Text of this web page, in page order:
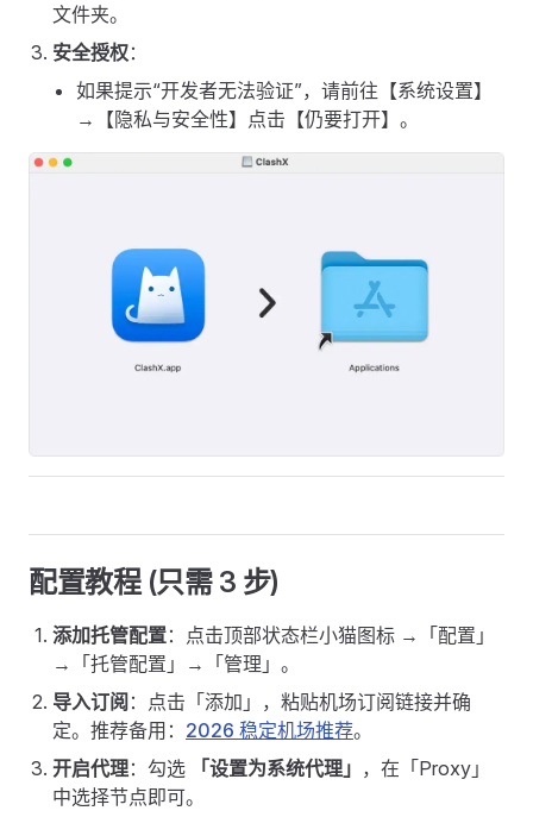
文件夹。
安全授权：
如果提示“开发者无法验证”，请前往【系统设置】
→【隐私与安全性】点击【仍要打开】。
配置教程 (只需 3 步)
添加托管配置：点击顶部状态栏小猫图标 →「配置」
→「托管配置」→「管理」。
导入订阅 ：点击「添加」，粘贴机场订阅链接并确
定。推荐备用： 2026 稳定机场推荐。
开启代理：勾选 「设置为系统代理」 ，在「Proxy」
中选择节点即可。